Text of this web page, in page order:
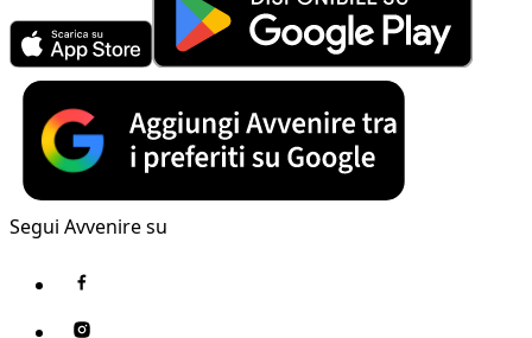
Segui Avvenire su